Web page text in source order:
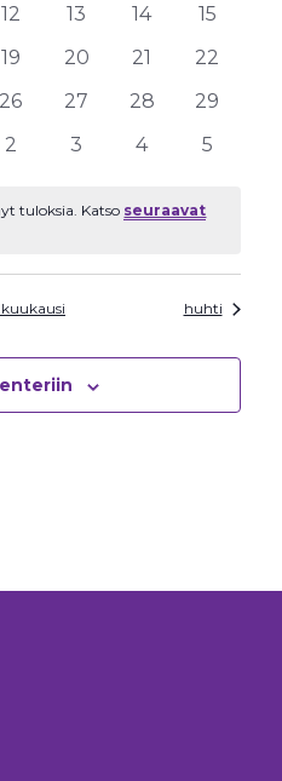
0
12
0
13
0
14
0
15
0
19
0
20
0
21
0
22
0
26
0
27
0
28
0
29
0
2
0
3
0
4
0
5
tuloksia. Katso seuraavat
huhti